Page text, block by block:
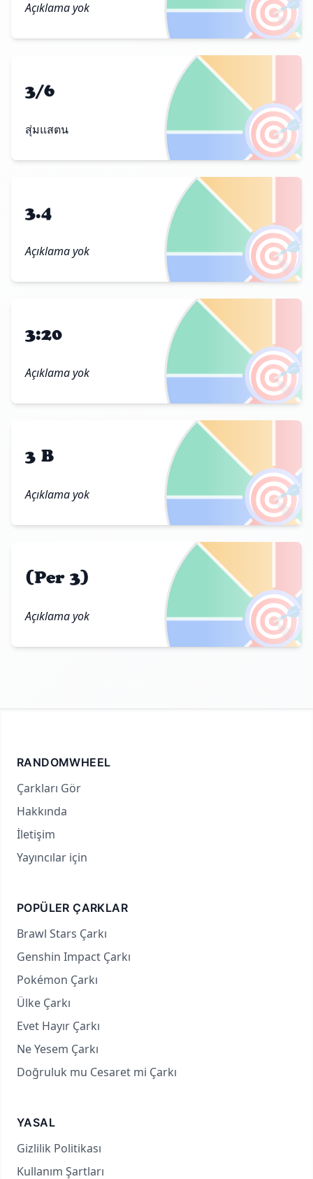
Açıklama yok
🎯
3/6
สุ่มแสตน
🎯
3.4
Açıklama yok
🎯
3:20
Açıklama yok
🎯
3 B
Açıklama yok
🎯
(Per 3)
Açıklama yok
RANDOMWHEEL
Çarkları Gör
Hakkında
İletişim
Yayıncılar için
POPÜLER ÇARKLAR
Brawl Stars Çarkı
Genshin Impact Çarkı
Pokémon Çarkı
Ülke Çarkı
Evet Hayır Çarkı
Ne Yesem Çarkı
Doğruluk mu Cesaret mi Çarkı
YASAL
Gizlilik Politikası
Kullanım Şartları